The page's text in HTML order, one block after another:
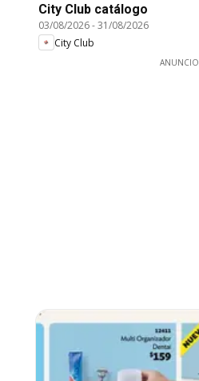
City Club catálogo
03/08/2026-31/08/2026
City Club
ANUNCIO